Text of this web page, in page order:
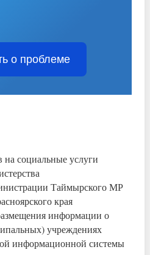
о проблеме
социальные услуги
Таймырского МР
края
информации о
учреждениях
информационной системы